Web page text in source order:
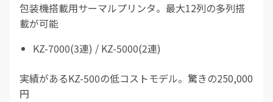
包装機搭載用サーマルプリンタ。最大12列の多列搭
載が可能
KZ-7000(3連) / KZ-5000(2連)
実績があるKZ-500の低コストモデル。驚きの250,000
円